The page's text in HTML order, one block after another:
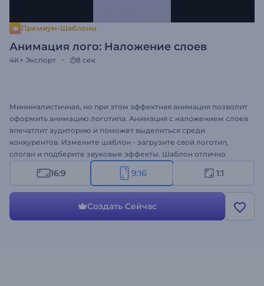
Премиум-Шаблоны
Анимация лого: Наложение слоев
4K+ Экспорт 8 сек
Минималистичная, но при этом эффектная анимация позволит
оформить анимацию логотипа. Анимация с наложением слоев
впечатлит аудиторию и поможет выделиться среди
конкурентов. Измените шаблон - загрузите свой логотип,
слоган и подберите звуковые эффекты. Шаблон отлично
подходит для оформления интро, конечных заставок,
корпоративных презентаций, промороликов компании,
своего логотипа прямо в браузере!
16:9 9:16 1:1
Создать Сейчас